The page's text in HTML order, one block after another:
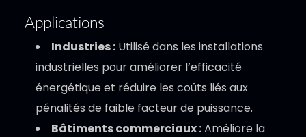
Applications
Industries : Utilisé dans les installations
industrielles pour améliorer l’efficacité
énergétique et réduire les coûts liés aux
pénalités de faible facteur de puissance.
Bâtiments commerciaux :Améliore la